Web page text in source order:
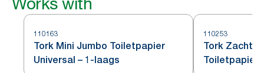
110163
Tork Mini Jumbo Toiletpapier
Universal – 1-laags
110253
Tork Zacht
Toiletpapier